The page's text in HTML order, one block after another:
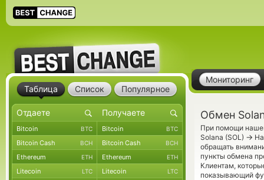
Мониторинг
Обмен
При помощи
Solana (SOL) →
обращать
пункты обмена
Клиентам,
показывающий
Таблица Список Популярное
Bitcoin BTC Bitcoin BTC
Bitcoin Cash BCH Bitcoin Cash BCH
Ethereum ETH Ethereum ETH
Litecoin LTC Litecoin LTC